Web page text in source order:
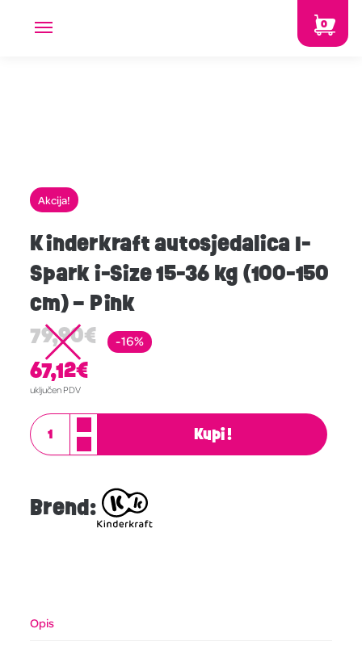
0
Akcija!
Kinderkraft autosjedalica I-
Spark i-Size 15-36 kg (100-150
cm) – Pink
79,90€
67,12€
uključen PDV
-16%
Kupi!
Brend:
Opis